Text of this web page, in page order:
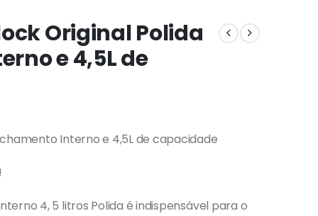
Original Polida
e 4,5L de
Interno e 4,5L de capacidade
4, 5 litros Polida é indispensável para o